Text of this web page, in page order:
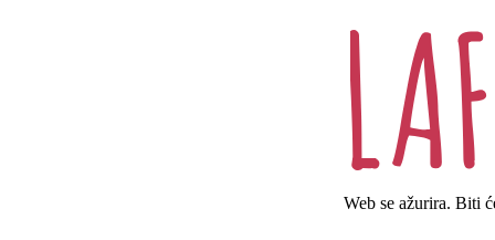
Web se ažurira. Biti